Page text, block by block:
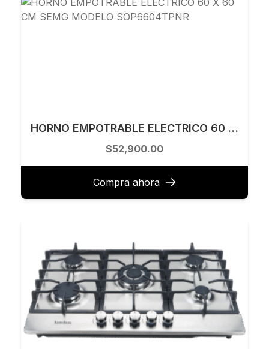
HORNO EMPOTRABLE ELECTRICO 60 X 60 CM SEMG MODELO SOP6604TPNR
$52,900.00
Compra ahora